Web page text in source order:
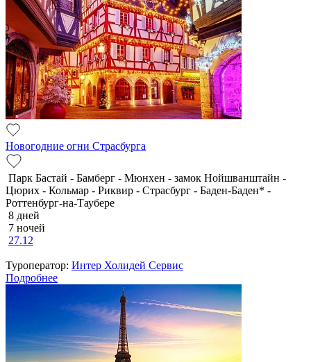
Новогодние огни Страсбурга
Парк Бастай - Бамберг - Мюнхен - замок Нойшванштайн -
Цюрих - Кольмар - Риквир - Страсбург - Баден-Баден* -
Роттенбург-на-Таубере
8 дней
7 ночей
27.12
Туроператор: Интер Холидей Сервис
Подробнее